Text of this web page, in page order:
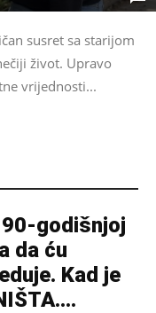
susret sa starijom
život. Upravo
vrijednosti...
godišnjoj
da ću
Kad je